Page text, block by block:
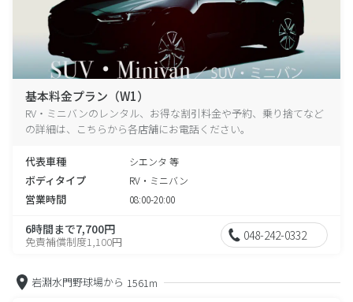
基本料金プラン（W1）
RV・ミニバンのレンタル、お得な割引料金や予約、乗り捨てなど
の詳細は、こちらから各店舗にお電話ください。
代表車種 シエンタ 等
ボディタイプ RV・ミニバン
営業時間 08:00-20:00
6時間まで7,700円
免責補償制度1,100円 048-242-0332
岩淵水門野球場から 1561m